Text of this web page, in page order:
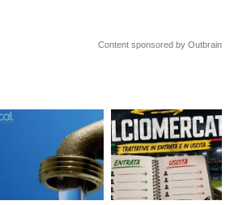
Content sponsored by Outbrain